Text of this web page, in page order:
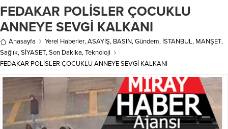
FEDAKAR POLİSLER ÇOCUKLU
ANNEYE SEVGİ KALKANI
Anasayfa Yerel Haberler,ASAYİŞ, BASIN,Gündem, İSTANBUL, MANŞET,
Sağlık,SİYASET,Son Dakika,Teknoloji
FEDAKAR POLİSLER ÇOCUKLU ANNEYE SEVGİ KALKANI